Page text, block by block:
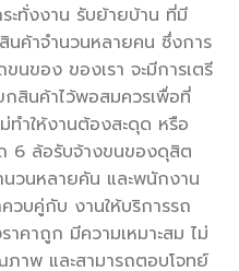
ะทั่งงาน รับย้ายบ้าน ที่มี
นค้าจำนวนหลายคน ซึ่งการ
นของ ของเรา จะมีการเตรี
สินค้าไว้พอสมควรเพื่อที่
ทำให้งานต้องสะดุด หรือ
6 ล้อรับจ้างขนของดุสิต
วนหลายคัน และพนักงาน
บคู่กับ งานให้บริการรถ
คาถูก มีความเหมาะสม ไม่
าพ และสามารถตอบโจทย์